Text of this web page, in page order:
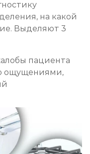
на какой
Выделяют 3
пациента
ощущениями,